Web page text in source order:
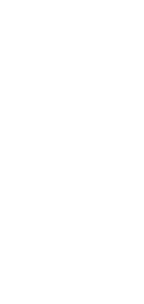
La resolució del
d’octubre a les
de Curtmetratge
Quien no
desierto sólo hay
también hay
dibujan y hacen
gustaría no tener